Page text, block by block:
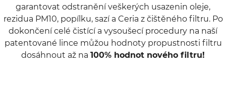
garantovat odstranění veškerých usazenin oleje,
rezidua PM10, popílku, sazí a Ceria z čištěného filtru. Po
dokončení celé čistící a vysoušecí procedury na naší
patentované lince můžou hodnoty propustnosti filtru
dosáhnout až na 100% hodnot nového filtru!